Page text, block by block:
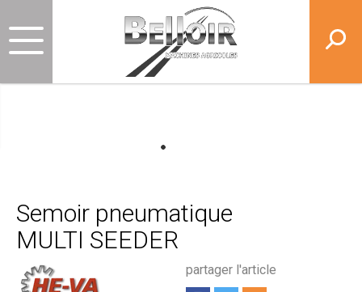
Semoir pneumatique
MULTI SEEDER
partager l'article